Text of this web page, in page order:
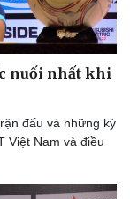
nuối nhất khi
đấu và những ký
Việt Nam và điều